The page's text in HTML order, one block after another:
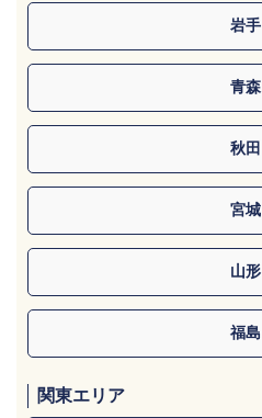
岩手
青森
秋田
宮城
山形
福島
関東エリア